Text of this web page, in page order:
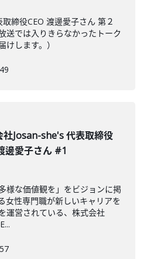
締役CEO 渡邊愛子さん 第２
送では入りきらなかったトーク
します。）
社Josan-she's 代表取締役
邊愛子さん #1
様な価値観を」をビジョンに掲
女性専門職が新しいキャリアを
運営されている、株式会社